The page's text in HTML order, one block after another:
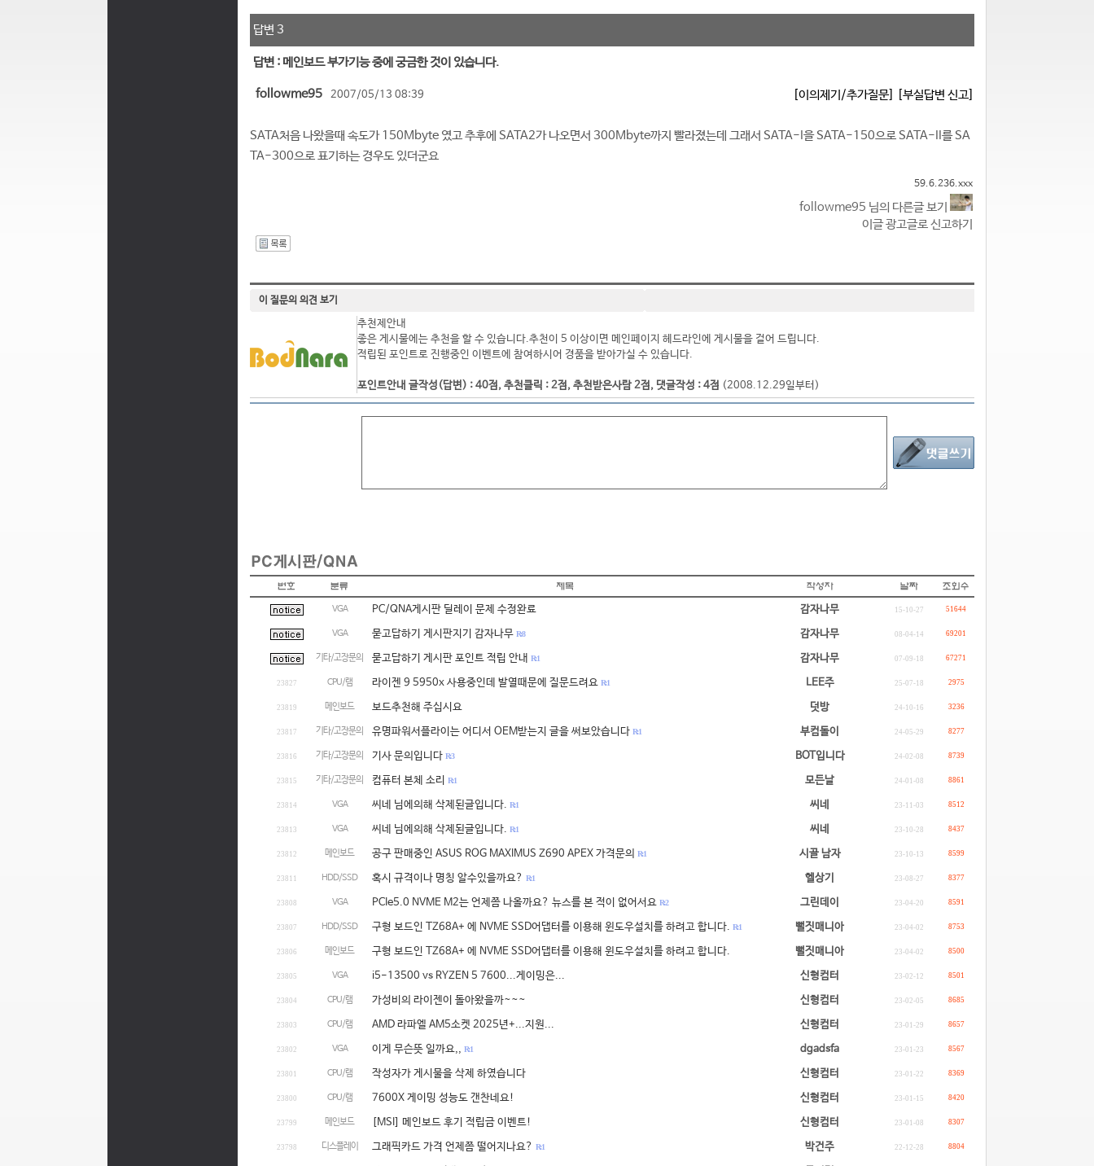
답변 3
답변 : 메인보드 부가기능 중에 궁금한 것이 있습니다.
followme95 2007/05/13 08:39 [이의제기/추가질문] [부실답변 신고]
SATA처음 나왔을때 속도가 150Mbyte 였고 추후에 SATA2가 나오면서 300Mbyte까지 빨라졌는데 그래서 SATA-I을 SATA-150으로 SATA-II를 SA
TA-300으로 표기하는 경우도 있더군요
59.6.236.xxx
followme95 님의 다른글 보기
이글 광고글로 신고하기
이 질문의 의견 보기
추천제안내
좋은 게시물에는 추천을 할 수 있습니다.추천이 5 이상이면 메인페이지 헤드라인에 게시물을 걸어 드립니다.
적립된 포인트로 진행중인 이벤트에 참여하시어 경품을 받아가실 수 있습니다.
포인트안내 글작성(답변) : 40점, 추천클릭 : 2점, 추천받은사람 2점, 댓글작성 : 4점 (2008.12.29일부터)
VGA PC/QNA게시판 딜레이 문제 수정완료 감자나무 15-10-27 51644
VGA 묻고답하기 게시판지기 감자나무 R: 8 감자나무 08-04-14 69201
기타/고장문의 묻고답하기 게시판 포인트 적립 안내 R: 1 감자나무 07-09-18 67271
23827 CPU/램 라이젠 9 5950x 사용중인데 발열때문에 질문드려요 R: 1 LEE주 25-07-18 2975
23819 메인보드 보드추천해 주십시요 덧방 24-10-16 3236
23817 기타/고장문의 유명파워서플라이는 어디서 OEM받는지 글을 써보았습니다 R: 1 부컴돌이 24-05-29 8277
23816 기타/고장문의 기사 문의입니다 R: 3 BOT입니다 24-02-08 8739
23815 기타/고장문의 컴퓨터 본체 소리 R: 1 모든날 24-01-08 8861
23814 VGA 씨네 님에의해 삭제된글입니다. R: 1 씨네 23-11-03 8512
23813 VGA 씨네 님에의해 삭제된글입니다. R: 1 씨네 23-10-28 8437
23812 메인보드 공구 판매중인 ASUS ROG MAXIMUS Z690 APEX 가격문의 R: 1 시골 남자 23-10-13 8599
23811 HDD/SSD 혹시 규격이나 명칭 알수있을까요? R: 1 헬상기 23-08-27 8377
23808 VGA PCIe5.0 NVME M2는 언제쯤 나올까요? 뉴스를 본 적이 없어서요 R: 2 그린데이 23-04-20 8591
23807 HDD/SSD 구형 보드인 TZ68A+ 에 NVME SSD어댑터를 이용해 윈도우설치를 하려고 합니다. R: 1 뻘짓매니아 23-04-02 8753
23806 메인보드 구형 보드인 TZ68A+ 에 NVME SSD어댑터를 이용해 윈도우설치를 하려고 합니다. 뻘짓매니아 23-04-02 8500
23805 VGA i5-13500 vs RYZEN 5 7600...게이밍은... 신형컴터 23-02-12 8501
23804 CPU/램 가성비의 라이젠이 돌아왔을까~~~ 신형컴터 23-02-05 8685
23803 CPU/램 AMD 라파엘 AM5소켓 2025년+...지원... 신형컴터 23-01-29 8657
23802 VGA 이게 무슨뜻 일까요,, R: 1 dgadsfa 23-01-23 8567
23801 CPU/램 작성자가 게시물을 삭제 하였습니다 신형컴터 23-01-22 8369
23800 CPU/램 7600X 게이밍 성능도 갠찬네요! 신형컴터 23-01-15 8420
23799 메인보드 [MSI] 메인보드 후기 적립금 이벤트! 신형컴터 23-01-08 8307
23798 디스플레이 그래픽카드 가격 언제쯤 떨어지나요? R: 1 박건주 22-12-28 8804